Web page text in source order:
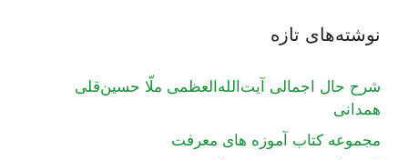
نوشته‌های تازه
شرح حال اجمالی آیت‌الله‌العظمی ملّا حسین‌قلی
همدانی
مجموعه کتاب آموزه های معرفت